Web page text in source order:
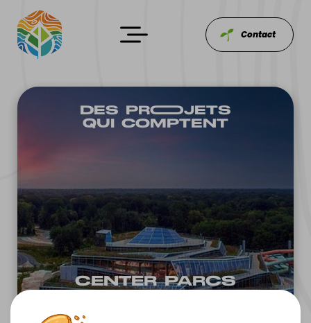
Contact
DES PROOJETS
QUI COMPTENT
CENTER PARCS
VIL‌LAGES NATURE